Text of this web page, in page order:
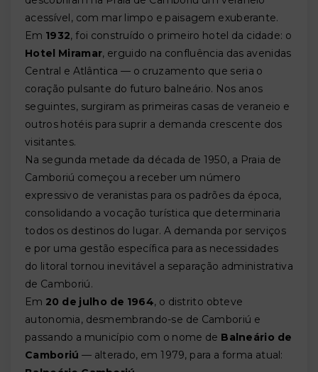
acessível, com mar limpo e paisagem exuberante.
Em 1932, foi construído o primeiro hotel da cidade: o
Hotel Miramar, erguido na confluência das avenidas
Central e Atlântica — o cruzamento que seria o
coração pulsante do futuro balneário. Nos anos
seguintes, surgiram as primeiras casas de veraneio e
outros hotéis para suprir a demanda crescente dos
visitantes.
Na segunda metade da década de 1950, a Praia de
Camboriú começou a receber um número
expressivo de veranistas para os padrões da época,
consolidando a vocação turística que determinaria
todos os destinos do lugar. A demanda por serviços
e por uma gestão específica para as necessidades
do litoral tornou inevitável a separação administrativa
de Camboriú.
Em 20 de julho de 1964, o distrito obteve
autonomia, desmembrando-se de Camboriú e
passando a município com o nome de Balneário de
Camboriú — alterado, em 1979, para a forma atual: